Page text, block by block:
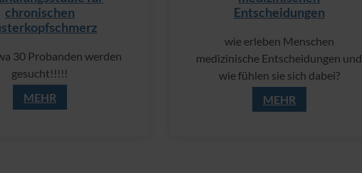
chronischen
30 Probanden werden
gesucht!!!!!
MEHR
Entscheidungen
wie erleben Menschen
medizinische Entscheidungen und
wie fühlen sie sich dabei?
MEHR